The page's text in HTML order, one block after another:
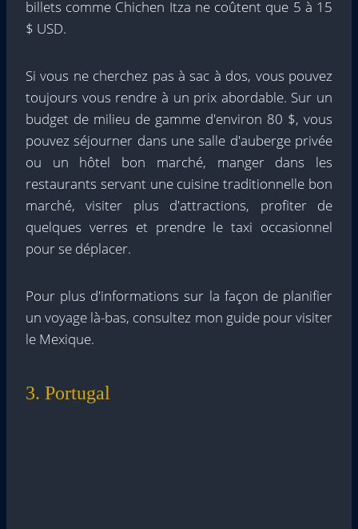
billets comme Chichen Itza ne coûtent que 5 à 15
$ USD.
Si vous ne cherchez pas à sac à dos, vous pouvez
toujours vous rendre à un prix abordable. Sur un
budget de milieu de gamme d'environ 80 $, vous
pouvez séjourner dans une salle d'auberge privée
ou un hôtel bon marché, manger dans les
restaurants servant une cuisine traditionnelle bon
marché, visiter plus d'attractions, profiter de
quelques verres et prendre le taxi occasionnel
pour se déplacer.
Pour plus d'informations sur la façon de planifier
un voyage là-bas, consultez mon guide pour visiter
le Mexique.
3. Portugal